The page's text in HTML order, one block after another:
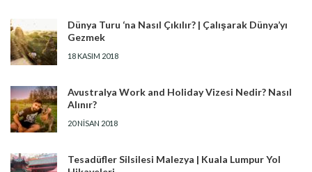
Dünya Turu ‘na Nasıl Çıkılır? | Çalışarak Dünya’yı
Gezmek
18 KASIM 2018
Avustralya Work and Holiday Vizesi Nedir? Nasıl
Alınır?
20 NISAN 2018
Tesadüfler Silsilesi Malezya | Kuala Lumpur Yol